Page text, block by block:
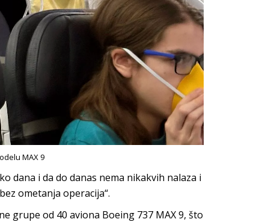
MAX 9
dana i da do danas nema nikakvih nalaza i
ometanja operacija“.
grupe od 40 aviona Boeing 737 MAX 9, što